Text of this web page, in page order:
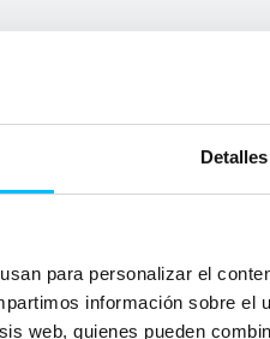
Detalles
para personalizar el
información sobre el
web, quienes pueden
defecto no será ‘denied’ si